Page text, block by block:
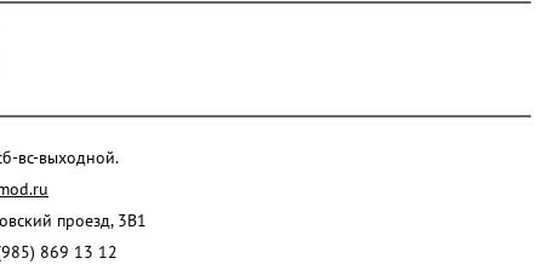
вс-выходной.
проезд, 3В1
869 13 12